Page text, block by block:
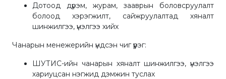
Дотоод дүрэм, журам, зааврын боловсруулалт
болоод хэрэгжилт, сайжруулалтад хяналт
шинжилгээ, үнэлгээ хийх
Чанарын менежерийн үндсэн чиг үүрэг:
ШУТИС-ийн чанарын хяналт шинжилгээ, үнэлгээ
хариуцсан нэгжид дэмжин туслах